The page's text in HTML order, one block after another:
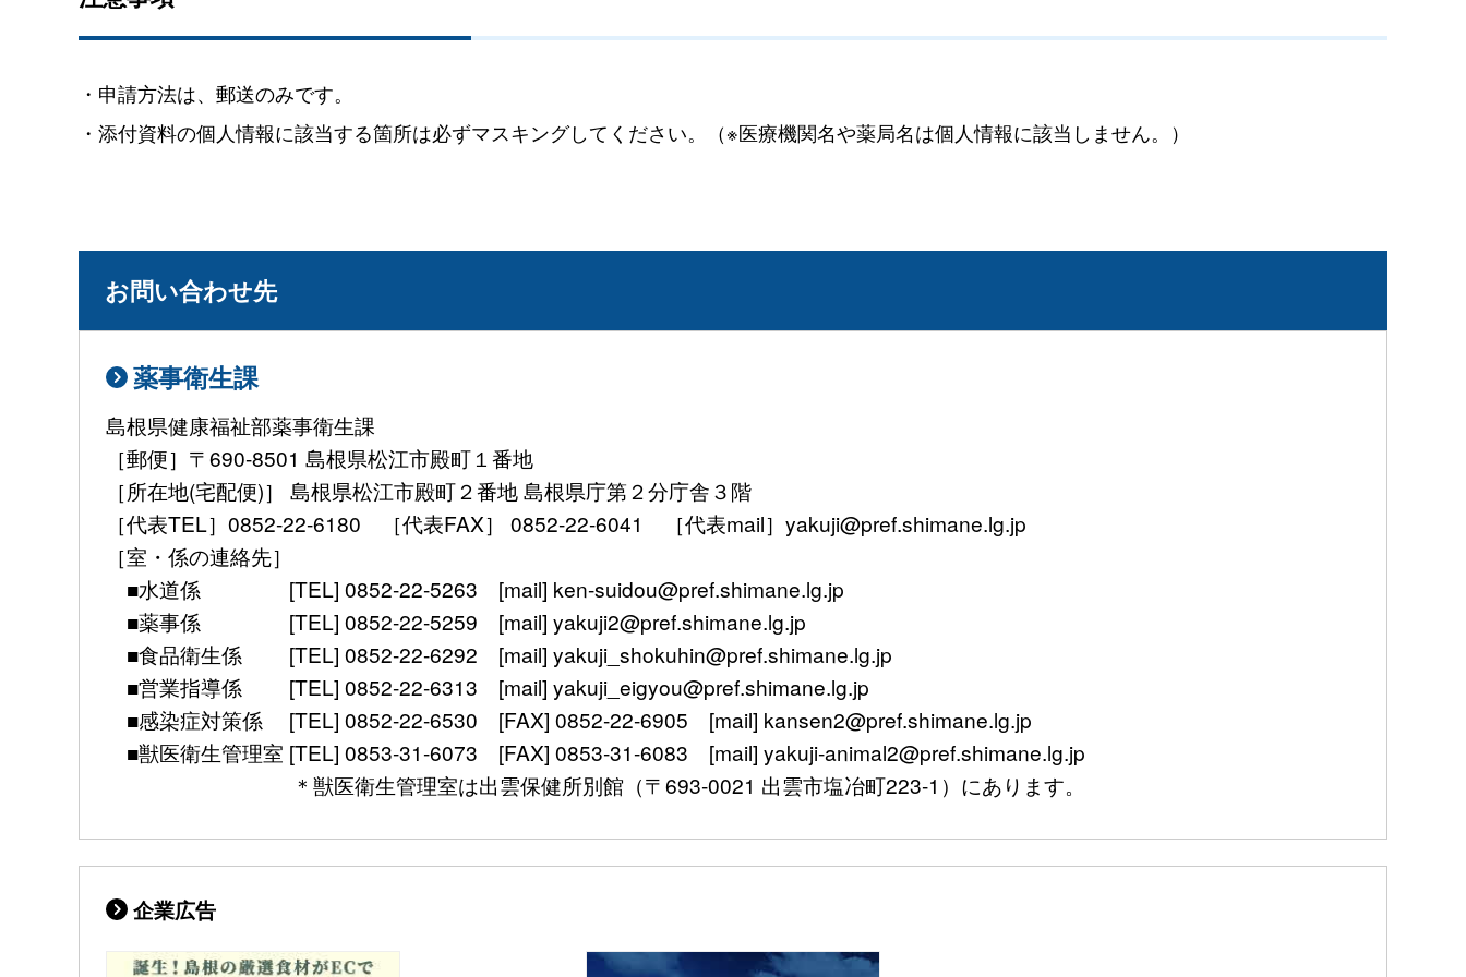
・申請方法は、郵送のみです。
・添付資料の個人情報に該当する箇所は必ずマスキングしてください。（※医療機関名や薬局名は個人情報に該当しません。）
お問い合わせ先
薬事衛生課
島根県健康福祉部薬事衛生課
［郵便］〒690-8501 島根県松江市殿町１番地
［所在地(宅配便)］ 島根県松江市殿町２番地 島根県庁第２分庁舎３階
［代表TEL］0852-22-6180 ［代表FAX］ 0852-22-6041 ［代表mail］yakuji@pref.shimane.lg.jp
［室・係の連絡先］
■水道係 [TEL] 0852-22-5263 [mail] ken-suidou@pref.shimane.lg.jp
■薬事係 [TEL] 0852-22-5259 [mail] yakuji2@pref.shimane.lg.jp
■食品衛生係 [TEL] 0852-22-6292 [mail] yakuji_shokuhin@pref.shimane.lg.jp
■営業指導係 [TEL] 0852-22-6313 [mail] yakuji_eigyou@pref.shimane.lg.jp
■感染症対策係 [TEL] 0852-22-6530 [FAX] 0852-22-6905 [mail] kansen2@pref.shimane.lg.jp
■獣医衛生管理室 [TEL] 0853-31-6073 [FAX] 0853-31-6083 [mail] yakuji-animal2@pref.shimane.lg.jp
＊獣医衛生管理室は出雲保健所別館（〒693-0021 出雲市塩冶町223-1）にあります。
企業広告